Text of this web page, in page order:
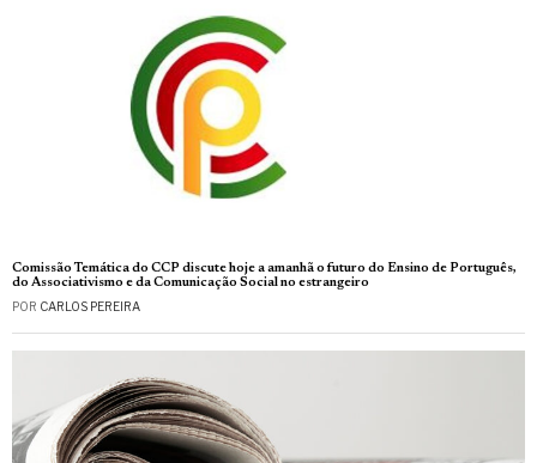
Comissão Temática do CCP discute hoje a amanhã o futuro do Ensino de Português,
do Associativismo e da Comunicação Social no estrangeiro
POR CARLOS PEREIRA